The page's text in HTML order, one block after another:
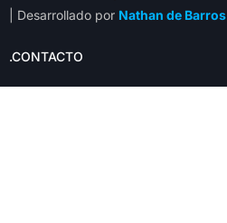
| Desarrollado por Nathan de Barros
.CONTACTO